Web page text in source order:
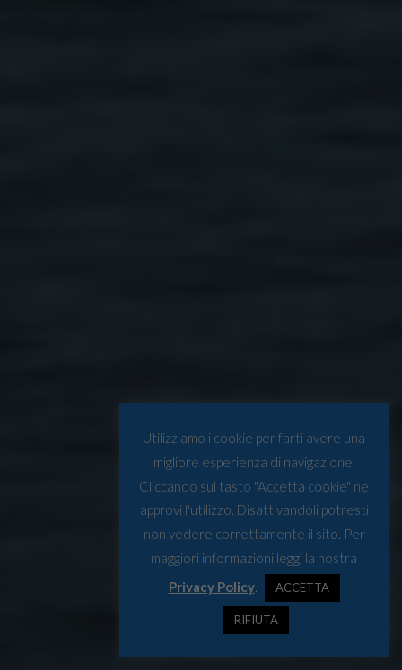
Utilizziamo i cookie per farti avere una
migliore esperienza di navigazione.
Cliccando sul tasto "Accetta cookie" ne
approvi l'utilizzo. Disattivandoli potresti
non vedere correttamente il sito. Per
maggiori informazioni leggi la nostra
Privacy Policy. ACCETTA
RIFIUTA